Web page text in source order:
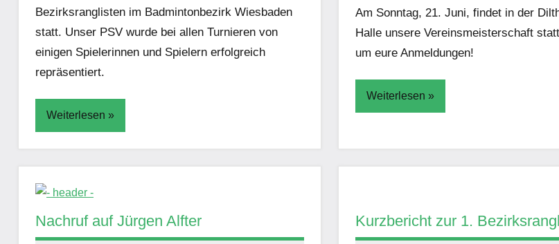
Bezirksranglisten im Badmintonbezirk Wiesbaden
statt. Unser PSV wurde bei allen Turnieren von
einigen Spielerinnen und Spielern erfolgreich
repräsentiert.
Weiterlesen
Am Sonntag, 21. Juni, findet in der
Halle unsere Vereinsmeisterschaft
um eure Anmeldungen!
Weiterlesen
Nachruf auf Jürgen Alfter Kurzbericht zur 1.